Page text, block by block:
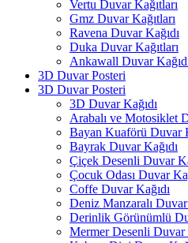
Vertu Duvar Kağıtları
Gmz Duvar Kağıtları
Ravena Duvar Kağıdı
Duka Duvar Kağıtları
Ankawall Duvar
3D Duvar Posteri
3D Duvar Posteri
3D Duvar Kağıdı
Arabalı ve Motosiklet
Bayan Kuaförü Duvar
Bayrak Duvar Kağıdı
Çiçek Desenli Duvar
Çocuk Odası Duvar
Coffe Duvar Kağıdı
Deniz Manzaralı Duvar
Derinlik Görünümlü
Mermer Desenli Duvar